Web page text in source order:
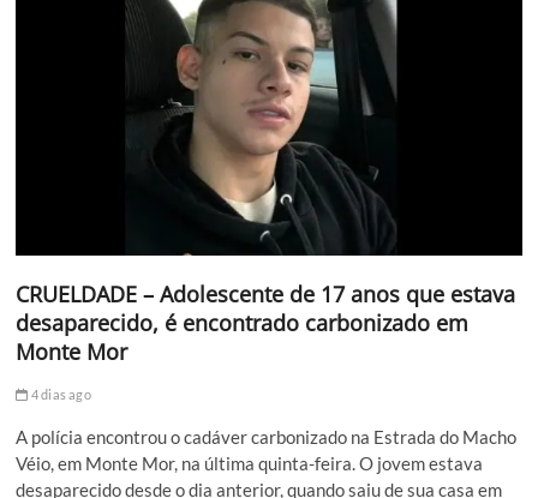
CRUELDADE – Adolescente de 17 anos que estava
desaparecido, é encontrado carbonizado em
Monte Mor
4 dias ago
A polícia encontrou o cadáver carbonizado na Estrada do Macho
Véio, em Monte Mor, na última quinta-feira. O jovem estava
desaparecido desde o dia anterior, quando saiu de sua casa em